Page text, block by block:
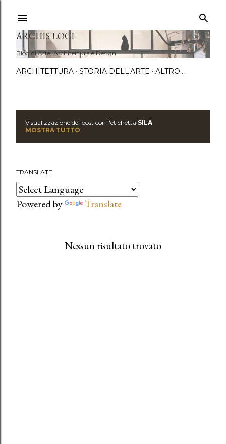
ARCHIS LOCI
Blog di Arte, Architettura e Design
ARCHITETTURA STORIA DELL'ARTE ALTRO…
s
t
Visualizzazione dei post con l'etichetta SILA
MOSTRA TUTTO
TRANSLATE
Powered by Translate
Nessun risultato trovato